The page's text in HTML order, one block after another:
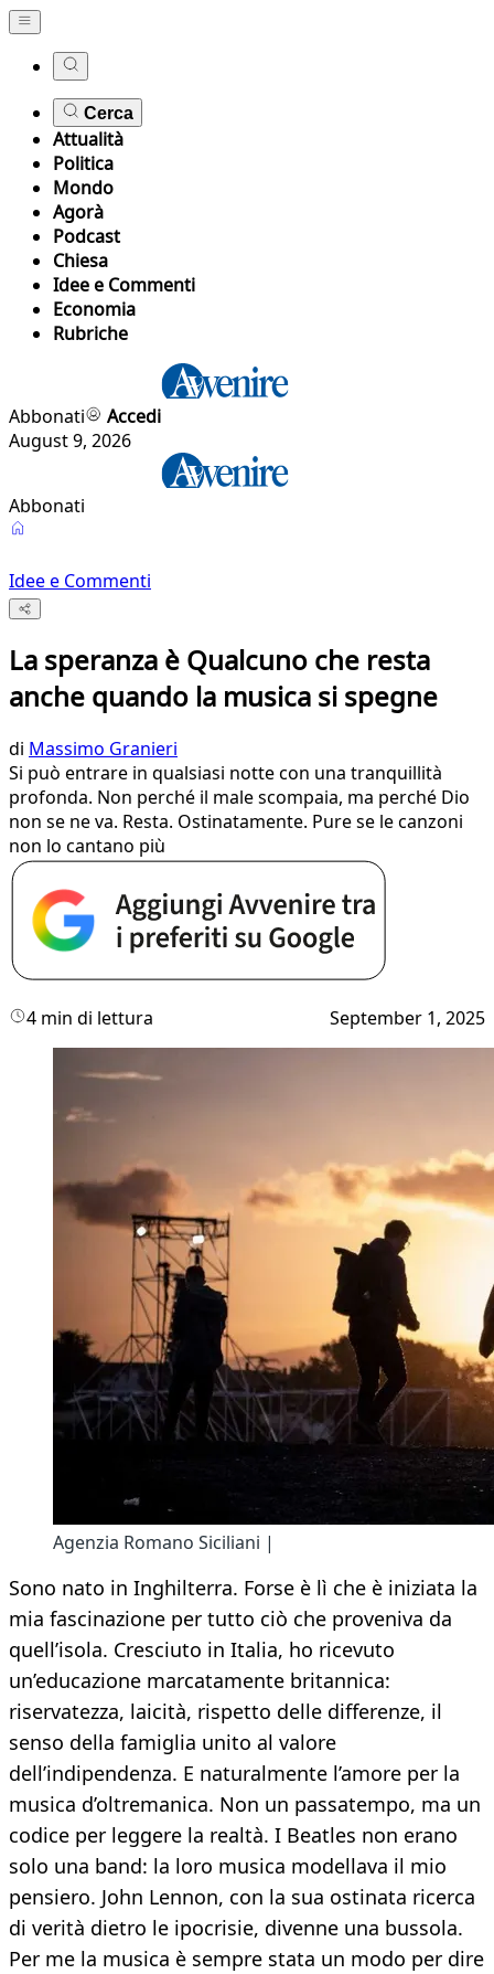
Cerca
Attualità
Politica
Mondo
Agorà
Podcast
Chiesa
Idee e Commenti
Economia
Rubriche
Abbonati
Accedi
August 9, 2026
Abbonati
Idee e Commenti
La speranza è Qualcuno che resta
anche quando la musica si spegne
di Massimo Granieri
Si può entrare in qualsiasi notte con una tranquillità
profonda. Non perché il male scompaia, ma perché Dio
non se ne va. Resta. Ostinatamente. Pure se le canzoni
non lo cantano più
4 min di lettura September 1, 2025
Agenzia Romano Siciliani |
Sono nato in Inghilterra. Forse è lì che è iniziata la
mia fascinazione per tutto ciò che proveniva da
quell’isola. Cresciuto in Italia, ho ricevuto
un’educazione marcatamente britannica:
riservatezza, laicità, rispetto delle differenze, il
senso della famiglia unito al valore
dell’indipendenza. E naturalmente l’amore per la
musica d’oltremanica. Non un passatempo, ma un
codice per leggere la realtà. I Beatles non erano
solo una band: la loro musica modellava il mio
pensiero. John Lennon, con la sua ostinata ricerca
di verità dietro le ipocrisie, divenne una bussola.
Per me la musica è sempre stata un modo per dire